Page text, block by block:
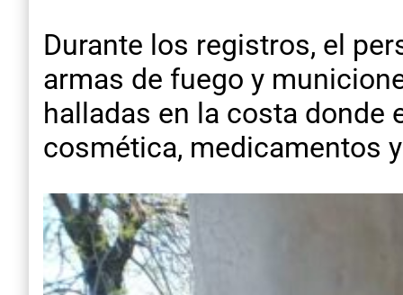
Durante los registros, el
armas de fuego y
halladas en la costa
cosmética, medicamentos